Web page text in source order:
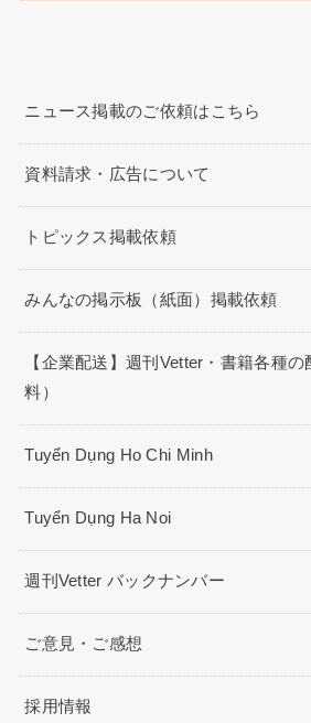
ニュース掲載のご依頼はこちら
資料請求・広告について
トピックス掲載依頼
みんなの掲示板（紙面）掲載依頼
【企業配送】週刊Vetter・書籍各種
料）
Tuyển Dụng Ho Chi Minh
Tuyển Dụng Ha Noi
週刊Vetter バックナンバー
ご意見・ご感想
採用情報